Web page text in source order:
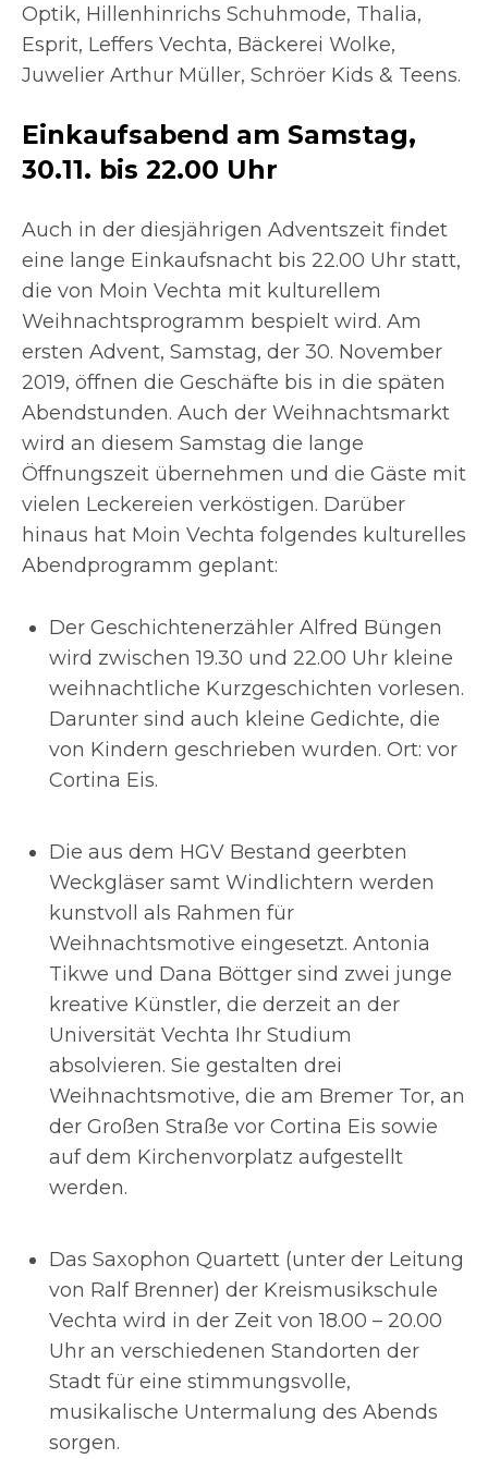
Optik, Hillenhinrichs Schuhmode, Thalia,
Esprit, Leffers Vechta, Bäckerei Wolke,
Juwelier Arthur Müller, Schröer Kids & Teens.
Einkaufsabend am Samstag,
30.11. bis 22.00 Uhr
Auch in der diesjährigen Adventszeit findet
eine lange Einkaufsnacht bis 22.00 Uhr statt,
die von Moin Vechta mit kulturellem
Weihnachtsprogramm bespielt wird. Am
ersten Advent, Samstag, der 30. November
2019, öffnen die Geschäfte bis in die späten
Abendstunden. Auch der Weihnachtsmarkt
wird an diesem Samstag die lange
Öffnungszeit übernehmen und die Gäste mit
vielen Leckereien verköstigen. Darüber
hinaus hat Moin Vechta folgendes kulturelles
Abendprogramm geplant:
Der Geschichtenerzähler Alfred Büngen
wird zwischen 19.30 und 22.00 Uhr kleine
weihnachtliche Kurzgeschichten vorlesen.
Darunter sind auch kleine Gedichte, die
von Kindern geschrieben wurden. Ort: vor
Cortina Eis.
Die aus dem HGV Bestand geerbten
Weckgläser samt Windlichtern werden
kunstvoll als Rahmen für
Weihnachtsmotive eingesetzt. Antonia
Tikwe und Dana Böttger sind zwei junge
kreative Künstler, die derzeit an der
Universität Vechta Ihr Studium
absolvieren. Sie gestalten drei
Weihnachtsmotive, die am Bremer Tor, an
der Großen Straße vor Cortina Eis sowie
auf dem Kirchenvorplatz aufgestellt
werden.
Das Saxophon Quartett (unter der Leitung
von Ralf Brenner) der Kreismusikschule
Vechta wird in der Zeit von 18.00 – 20.00
Uhr an verschiedenen Standorten der
Stadt für eine stimmungsvolle,
musikalische Untermalung des Abends
sorgen.